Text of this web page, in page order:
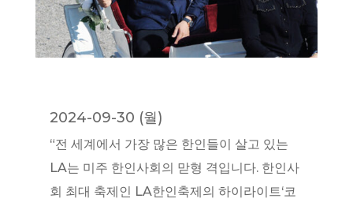
2024-09-30 (월)
“전 세계에서 가장 많은 한인들이 살고 있는
LA는 미주 한인사회의 맏형 격입니다. 한인사
회 최대 축제인 LA한인축제의 하이라이트‘코